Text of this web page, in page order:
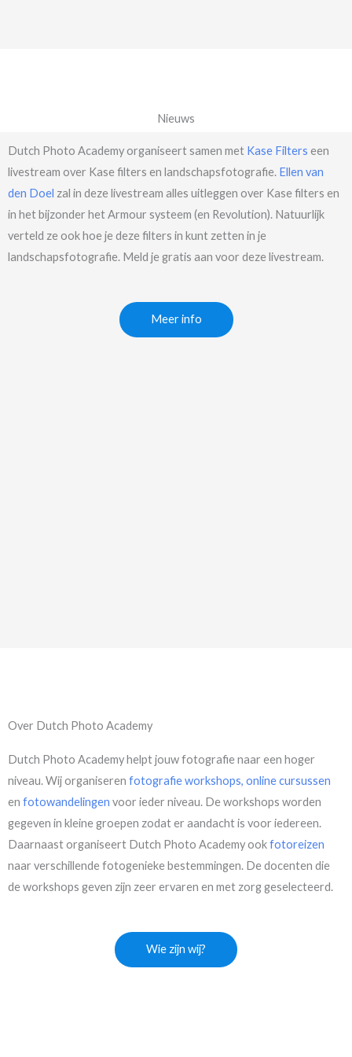
Nieuws
Dutch Photo Academy organiseert samen met Kase Filters een
livestream over Kase filters en landschapsfotografie. Ellen van
den Doel zal in deze livestream alles uitleggen over Kase filters en
in het bijzonder het Armour systeem (en Revolution). Natuurlijk
verteld ze ook hoe je deze filters in kunt zetten in je
landschapsfotografie. Meld je gratis aan voor deze livestream.
Meer info
Over Dutch Photo Academy
Dutch Photo Academy helpt jouw fotografie naar een hoger
niveau. Wij organiseren fotografie workshops, online cursussen
en fotowandelingen voor ieder niveau. De workshops worden
gegeven in kleine groepen zodat er aandacht is voor iedereen.
Daarnaast organiseert Dutch Photo Academy ookfotoreizen
naar verschillende fotogenieke bestemmingen. De docenten die
de workshops geven zijn zeer ervaren en met zorg geselecteerd.
Wie zijn wij?